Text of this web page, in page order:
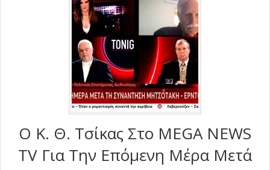
Ο Κ. Θ. Τσίκας Στο MEGA NEWS
TV Για Την Επόμενη Μέρα Μετά